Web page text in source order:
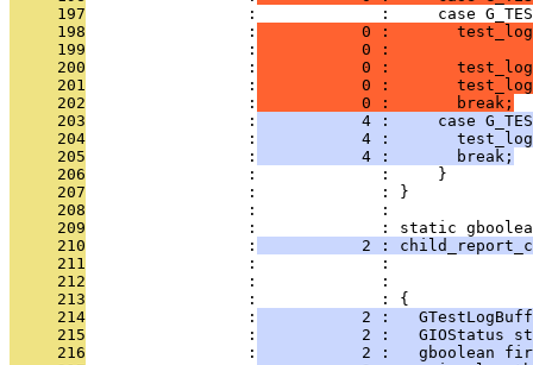
     197
:             :     case
     198
                 :
0 :
     199
                 :
0 :
     200
                 :
0 :
     201
                 :
0 :
     202
                 :
           0 :       break;
     203
                 :
4 :     case
     204
                 :
4 :
     205
                 :
           4 :       break;
     206
                 :             :     }
     207
                 :             : }
     208
                 :             :
     209
:             : static
     210
                 :
2 :
     211
:             :
     212
:             :
     213
                 :             : {
     214
                 :
2 :
     215
                 :
2 :   GIOStatus
     216
                 :
2 :   gboolean